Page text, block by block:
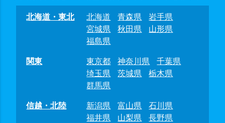
北海道・東北 北海道 青森県
岩手県
宮城県
秋田県
山形県
福島県
関東
東京都 神奈川県
千葉県
埼玉県
茨城県
栃木県
群馬県
信越・北陸
新潟県 富山県
石川県
福井県
山梨県
長野県